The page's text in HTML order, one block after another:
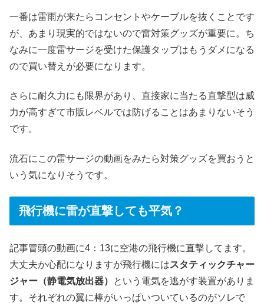
一番は雷雨が来たらコンセントやケーブルを抜くことです
が、あまり現実的ではないので雷対策グッズが重要に。ち
なみに一度雷サージを受けた保護タップはもうダメになる
ので買い替えが必要になります。
さらに耐久力にも限界があり、直接家に当たる直撃型は威
力が高すぎて市販レベルでは防げることはあまりないそう
です。
流石にこの雷サージの動画をみたら対策グッズを買おうと
いう気になりそうです。
飛行機に雷が直撃しても平気？
記事冒頭の動画に4：13に空港の飛行機に直撃してます。
大丈夫か心配になりますが飛行機にはスタティックチャー
ジャー（静電気放出器）
という電気を逃がす装置がありま
す。それぞれの翼に棒がいっぱいついているのがソレで